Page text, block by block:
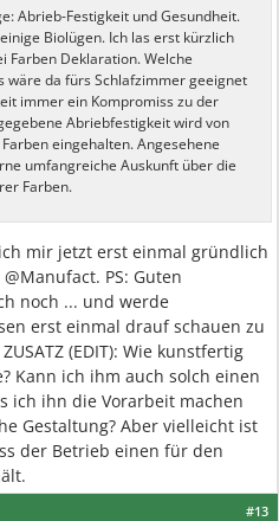
Abrieb-Festigkeit und Gesundheit.
Biolügen. Ich las erst kürzlich
Farben Deklaration. Welche
wäre da fürs Schlafzimmer geeignet
immer ein Kompromiss zu der
Abriebfestigkeit wird von
eingehalten. Angesehene
umfangreiche Auskunft über die
Farben.
mir jetzt erst einmal gründlich
PS: Guten
noch ... und werde
erst einmal drauf schauen zu
(EDIT): Wie kunstfertig
Kann ich ihm auch solch einen
ich ihn die Vorarbeit machen
Gestaltung? Aber vielleicht ist
der Betrieb einen für den
#13